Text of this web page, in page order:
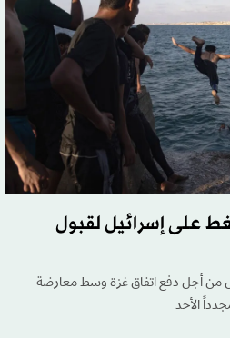
على إسرائيل لقبول
من أجل دفع اتفاق غزة وسط معارضة
الأحد